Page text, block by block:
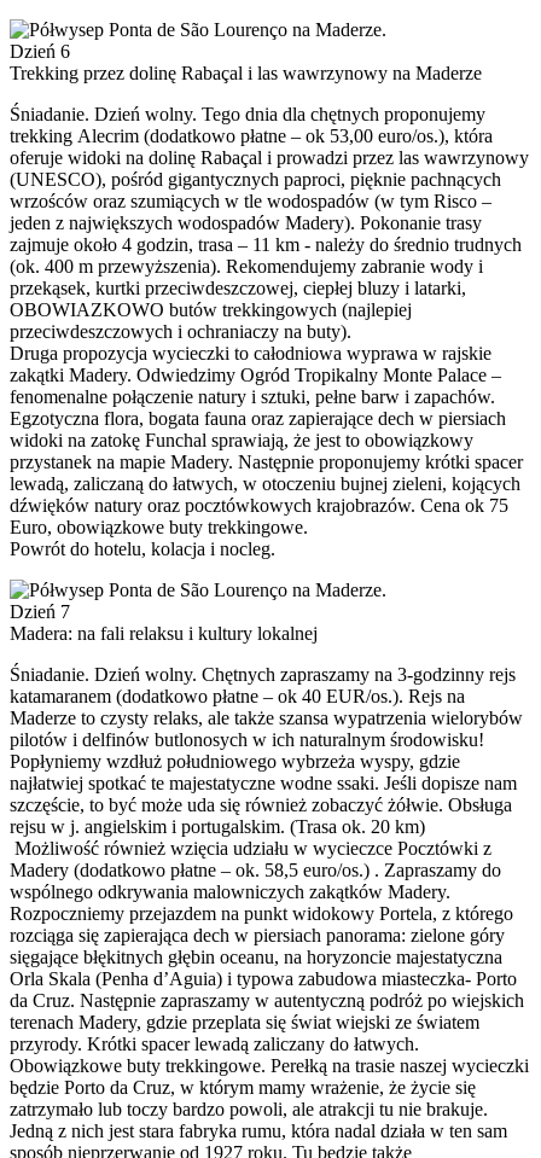
Dzień 6
Trekking przez dolinę Rabaçal i las wawrzynowy na Maderze
Śniadanie. Dzień wolny. Tego dnia dla chętnych proponujemy
trekking Alecrim (dodatkowo płatne – ok 53,00 euro/os.), która
oferuje widoki na dolinę Rabaçal i prowadzi przez las wawrzynowy
(UNESCO), pośród gigantycznych paproci, pięknie pachnących
wrzośców oraz szumiących w tle wodospadów (w tym Risco –
jeden z największych wodospadów Madery). Pokonanie trasy
zajmuje około 4 godzin, trasa – 11 km - należy do średnio trudnych
(ok. 400 m przewyższenia). Rekomendujemy zabranie wody i
przekąsek, kurtki przeciwdeszczowej, ciepłej bluzy i latarki,
OBOWIAZKOWO butów trekkingowych (najlepiej
przeciwdeszczowych i ochraniaczy na buty).
Druga propozycja wycieczki to całodniowa wyprawa w rajskie
zakątki Madery. Odwiedzimy Ogród Tropikalny Monte Palace –
fenomenalne połączenie natury i sztuki, pełne barw i zapachów.
Egzotyczna flora, bogata fauna oraz zapierające dech w piersiach
widoki na zatokę Funchal sprawiają, że jest to obowiązkowy
przystanek na mapie Madery. Następnie proponujemy krótki spacer
lewadą, zaliczaną do łatwych, w otoczeniu bujnej zieleni, kojących
dźwięków natury oraz pocztówkowych krajobrazów. Cena ok 75
Euro, obowiązkowe buty trekkingowe.
Powrót do hotelu, kolacja i nocleg.
Dzień 7
Madera: na fali relaksu i kultury lokalnej
Śniadanie. Dzień wolny. Chętnych zapraszamy na 3-godzinny rejs
katamaranem (dodatkowo płatne – ok 40 EUR/os.). Rejs na
Maderze to czysty relaks, ale także szansa wypatrzenia wielorybów
pilotów i delfinów butlonosych w ich naturalnym środowisku!
Popłyniemy wzdłuż południowego wybrzeża wyspy, gdzie
najłatwiej spotkać te majestatyczne wodne ssaki. Jeśli dopisze nam
szczęście, to być może uda się również zobaczyć żółwie. Obsługa
rejsu w j. angielskim i portugalskim. (Trasa ok. 20 km)
Możliwość również wzięcia udziału w wycieczce Pocztówki z
Madery (dodatkowo płatne – ok. 58,5 euro/os.) . Zapraszamy do
wspólnego odkrywania malowniczych zakątków Madery.
Rozpoczniemy przejazdem na punkt widokowy Portela, z którego
rozciąga się zapierająca dech w piersiach panorama: zielone góry
sięgające błękitnych głębin oceanu, na horyzoncie majestatyczna
Orla Skala (Penha d’Aguia) i typowa zabudowa miasteczka- Porto
da Cruz. Następnie zapraszamy w autentyczną podróż po wiejskich
terenach Madery, gdzie przeplata się świat wiejski ze światem
przyrody. Krótki spacer lewadą zaliczany do łatwych.
Obowiązkowe buty trekkingowe. Perełką na trasie naszej wycieczki
będzie Porto da Cruz, w którym mamy wrażenie, że życie się
zatrzymało lub toczy bardzo powoli, ale atrakcji tu nie brakuje.
Jedną z nich jest stara fabryka rumu, która nadal działa w ten sam
sposób nieprzerwanie od ​​1927 roku. Tu będzie także